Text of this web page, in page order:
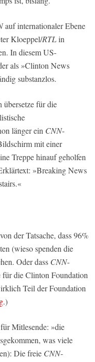
auf internationaler Ebene
Kloeppel/RTLin
In diesem US-
als »Clinton News
substanzlos.
übersetze für die
länger ein CNN-
mit einer
Treppe hinauf geholfen
»Breaking News
der Tatsache, dass 96%
(wieso spenden die
Oder dass CNN-
die Clinton Foundation
Teil der Foundation
.)
Mitlesende: »die
was viele
Die freie CNN-